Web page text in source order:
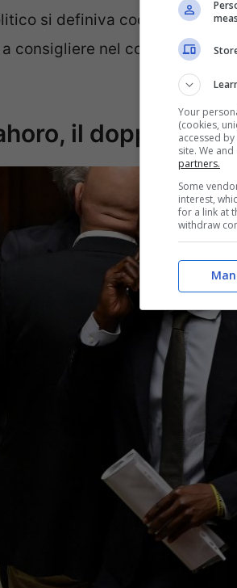
si definiva coordinatore
consigliere nel comune di
il doppio
Your
(cookies,
accessed
site. We
partners.
Some
interest,
for a link at
withdraw